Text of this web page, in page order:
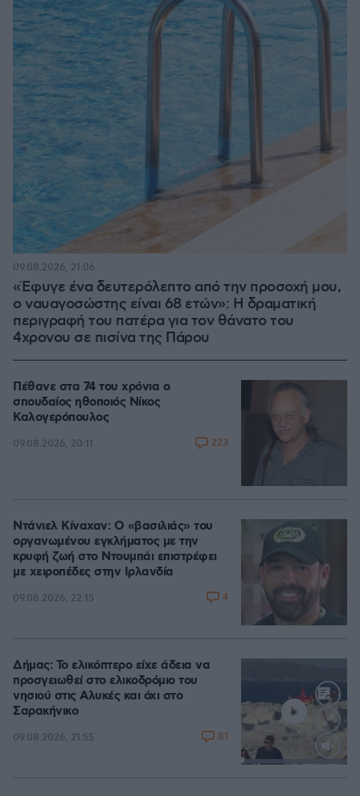
«Έφυγε ένα δευτερόλεπτο από την προσοχή μου,
ο ναυαγοσώστης είναι 68 ετών»: Η δραματική
περιγραφή του πατέρα για τον θάνατο του
4χρονου σε πισίνα της Πάρου
09.08.2026, 21:06
Πέθανε στα 74 του χρόνια ο
σπουδαίος ηθοποιός Νίκος
Καλογερόπουλος
09.08.2026, 20:11 223
Ντάνιελ Κίναχαν: Ο «βασιλιάς» του
οργανωμένου εγκλήματος με την
κρυφή ζωή στο Ντουμπάι επιστρέφει
με χειροπέδες στην Ιρλανδία
09.08.2026, 22:15 4
Loaded
Δήμας: Το ελικόπτερο είχε άδεια να
προσγειωθεί στο ελικοδρόμιο του
νησιού στις Αλυκές και όχι στο
Σαρακήνικο
09.08.2026, 21:55 81